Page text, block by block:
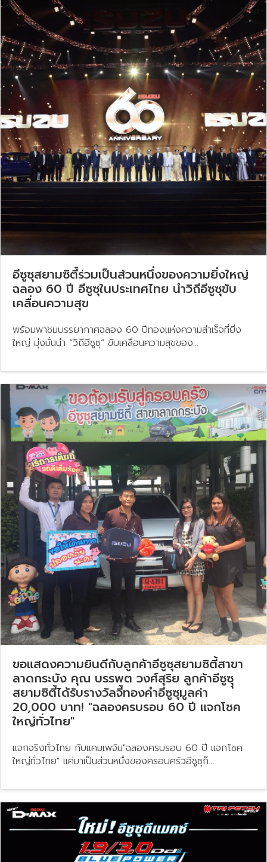
อีซูซุสยามซิตี้ร่วมเป็นส่วนหนึ่งของความยิ่งใหญ่
ฉลอง 60 ปี อีซูซุในประเทศไทย นำวิถีอีซูซุขับ
เคลื่อนความสุข
พร้อมพาชมบรรยากาศฉลอง 60 ปีทองแห่งความสำเร็จที่ยิ่ง
ใหญ่ มุ่งมั่นนำ “วิถีอีซูซุ” ขับเคลื่อนความสุขของ...
ขอแสดงความยินดีกับลูกค้าอีซูซุสยามซิตี้สาขา
ลาดกระบัง คุณ บรรพต วงศ์สุริย ลูกค้าอีซูซุุ
สยามซิตี้ได้รับรางวัลจี้ทองคำอีซูซุมูลค่า
20,000 บาท! "ฉลองครบรอบ 60 ปี แจกโชค
ใหญ่ทั่วไทย"
แจกจริงทั่วไทย กับแคมเพจ์น"ฉลองครบรอบ 60 ปี แจกโชค
ใหญ่ทั่วไทย" แค่มาเป็นส่วนหนึ่งของครอบครัวอีซูซุก็...